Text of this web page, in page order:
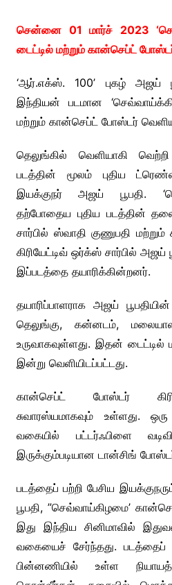
சென்னை 01 மார்ச் 2023
டைட்டில் மற்றும் கான்செப்ட்
‘ஆர்.எக்ஸ். 100’ புகழ் அஜய்
இந்தியன் படமான
மற்றும் கான்செப்ட் போஸ்டர்
தெலுங்கில் வெளியாகி
படத்தின் மூலம் புதிய
இயக்குநர் அஜய் பூபதி.
தற்போதைய புதிய படத்தின்
சார்பில் ஸ்வாதி குணுபதி
கிரியேட்டிவ் ஒர்க்ஸ் சார்பில்
இப்படத்தை தயாரிக்கின்றனர்.
தயாரிப்பாளராக அஜய்
தெலுங்கு, கன்னடம்,
உருவாகவுள்ளது. இதன்
இன்று வெளியிடப்பட்டது.
கான்செப்ட் போஸ்டர்
சுவாரஸ்யமாகவும் உள்ளது.
வகையில் பட்டர்ஃபிளை
இருக்கும்படியான டான்சிங்
படத்தைப் பற்றி பேசிய
பூபதி, ”செவ்வாய்கிழமை’
இது இந்திய சினிமாவில்
வகையைச் சேர்ந்தது. படத்தைப்
பின்னணியில் உள்ள